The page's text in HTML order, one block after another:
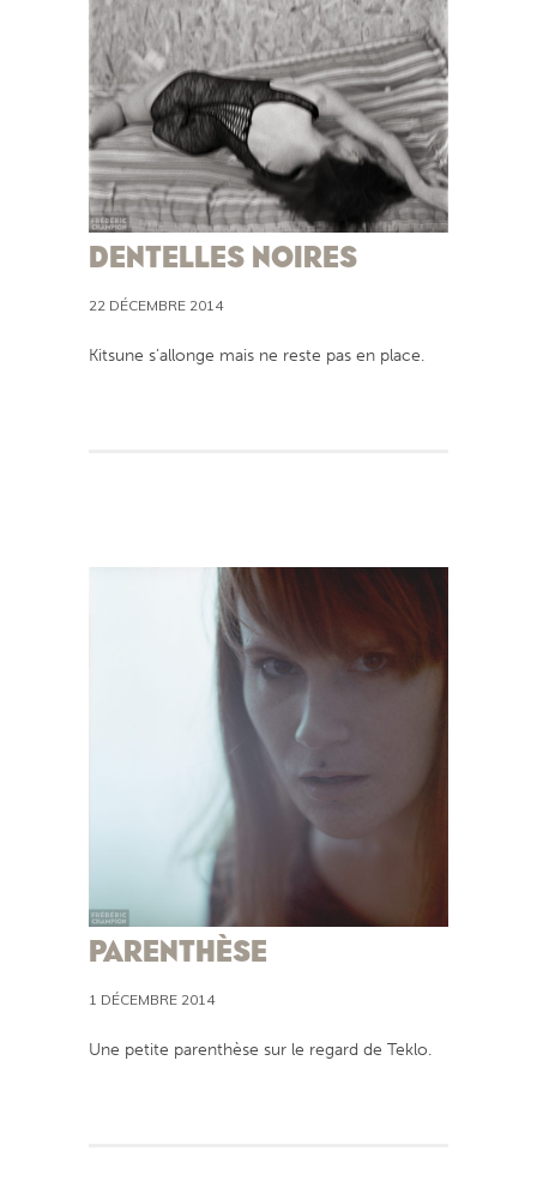
DENTELLES NOIRES
22 DÉCEMBRE 2014
Kitsune s’allonge mais ne reste pas en place.
PARENTHÈSE
1 DÉCEMBRE 2014
Une petite parenthèse sur le regard de Teklo.